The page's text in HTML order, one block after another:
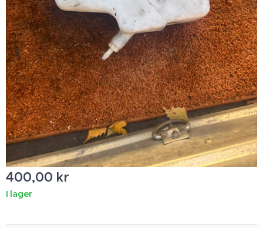
400,00 kr
I lager